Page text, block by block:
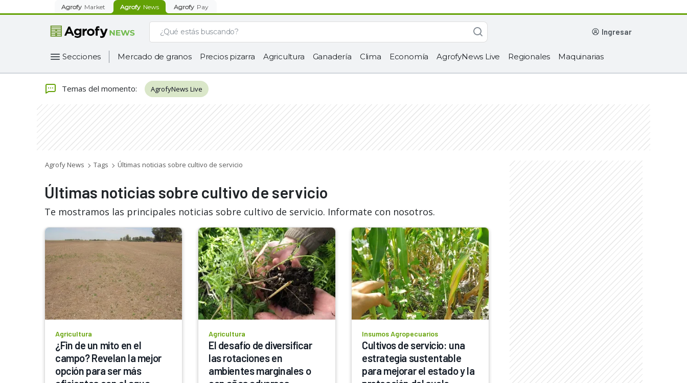
Agrofy Market Agrofy News Agrofy Pay
ingresar
Secciones Mercado de granos Precios pizarra Agricultura Ganadería Clima Economía AgrofyNews Live Regionales Maquinarias
Temas del momento: AgrofyNews Live
Agrofy News Tags Últimas noticias sobre cultivo de servicio
Últimas noticias sobre cultivo de servicio
Te mostramos las principales noticias sobre cultivo de servicio. Informate con nosotros.
Agricultura
¿Fin de un mito en el
campo? Revelan la mejor
opción para ser más
Agricultura
El desafío de diversificar
las rotaciones en
ambientes marginales o
Insumos Agropecuarios
Cultivos de servicio: una
estrategia sustentable
para mejorar el estado y la